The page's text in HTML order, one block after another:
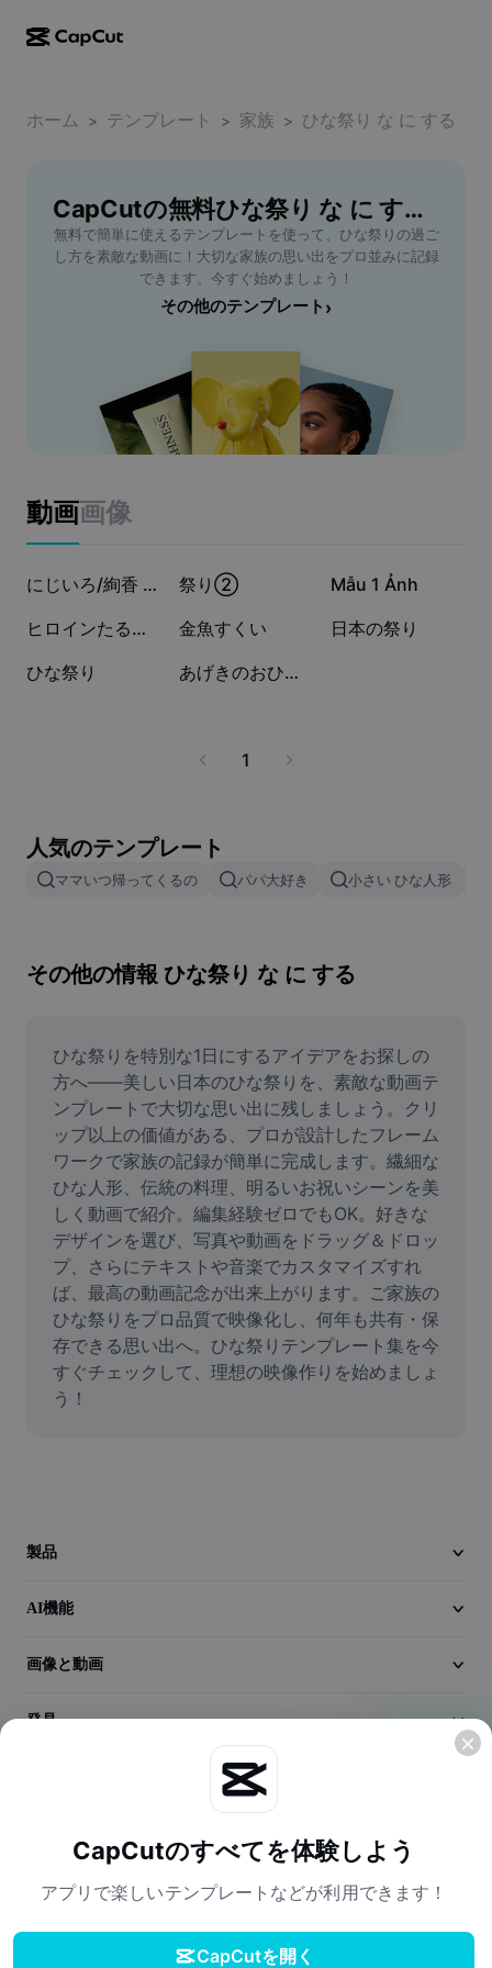
CapCutデスクトップ
CapCut Pad
CapCutモバイル
動画スタジオ
AI動画ジェネレーター
AI画像ジェネレーター
Dreamina Seedance 2.5
Nano Banana Pro
自動キャプション
キャプションテンプレート
ノイズ軽減
画像結合
画像補正ツール
画像サイズ変更
オンライン写真エディター
ミームジェネレーター
AI Text Remover
AI People Remover
AI Inpainting
Face Cutout
動画のトリミング
動画への字幕追加
動画エディター＆ジェネレーター
画像エディター＆ジェネレーター
音声ジェネレーター＆エディター
ユースケース
マーケティング
ピックアップ
その他
ソーシャルメディアのテンプレート
その他
カレンダーのテンプレート
アニバーサリーのテンプレート
エフェクトのテンプレート
産業のテンプレート
振り返りのテンプレート
取り組み
アフィリエイト
パイオニアプログラム
クリエイティブパートナープログラム
CapCutクリエイティブキャンパス
トラストセンター
ヘルプセンター
ニュースルーム
Dreamina Seedance 2.0 Launch
ホーム > テンプレート > 家族 > ひな祭り な に する
CapCutの無料ひな祭り な に するテンプレート
無料で簡単に使えるテンプレートを使って、ひな祭りの過ご
し方を素敵な動画に！大切な家族の思い出をプロ並みに記録
できます。今すぐ始めましょう！
その他のテンプレート ›
動画画像
1.2万 にじいろ/絢香 手紙風✉️💞 62
祭り② 54
Mẫu 1 Ảnh
44 ヒロインたるもの！ 14
金魚すくい 3
日本の祭り
2
ひな祭り 0 あげきのおひなさん
1
人気のテンプレート
ママいつ帰ってくるの パパ大好き 小さい ひな人形
その他の情報 ひな祭り な に する
ひな祭りを特別な1日にするアイデアをお探しの
方へ——美しい日本のひな祭りを、素敵な動画テ
ンプレートで大切な思い出に残しましょう。クリ
ップ以上の価値がある、プロが設計したフレーム
ワークで家族の記録が簡単に完成します。繊細な
ひな人形、伝統の料理、明るいお祝いシーンを美
しく動画で紹介。編集経験ゼロでもOK。好きな
デザインを選び、写真や動画をドラッグ＆ドロッ
プ、さらにテキストや音楽でカスタマイズすれ
ば、最高の動画記念が出来上がります。ご家族の
ひな祭りをプロ品質で映像化し、何年も共有・保
存できる思い出へ。ひな祭りテンプレート集を今
すぐチェックして、理想の映像作りを始めましょ
う！
製品
AI機能
画像と動画
発見
プライバシーポリシー Cookieポリシー
CapCutのすべてを体験しよう
アプリで楽しいテンプレートなどが利用できます！
CapCutを開く